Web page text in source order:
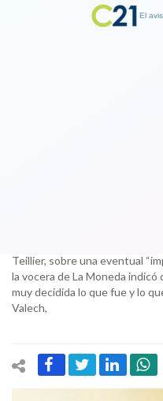
Teillier, sobre una eventual
la vocera de La Moneda
muy decidida lo que fue y lo
Valech,
El